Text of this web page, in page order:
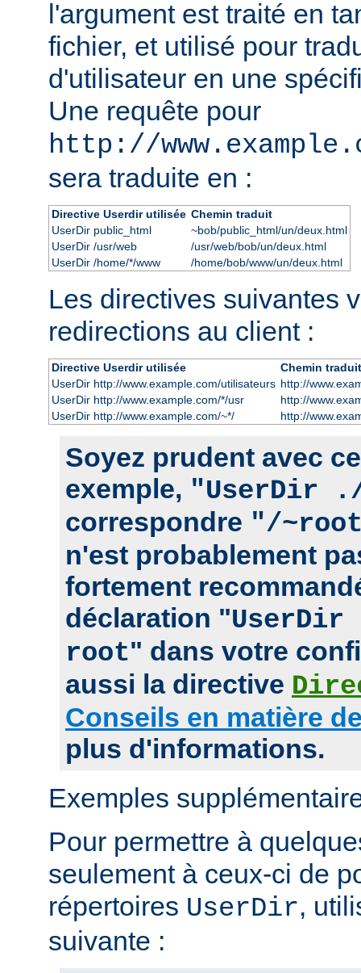
l'argument est traité en
fichier, et utilisé pour
d'utilisateur en une
Une requête pour
http://
sera traduite en :
Directive Userdir utilisée Chemin traduit
UserDir public_html
~bob/public_html/un/deux.html
UserDir /usr/web
/usr/web/bob/un/deux.html
UserDir /home/*/www
/home/bob/www/un/deux.html
Les directives suivantes
redirections au client :
Directive Userdir utilisée
Chemin traduit
UserDir http://www.example.com/utilisateurs http://
UserDir http://www.example.com/*/usr
http://
UserDir http://www.example.com/~*/
http://
Soyez prudent avec
exemple, "UserDir
correspondre "/
n'est probablement
fortement
déclaration "UserDir
root" dans votre
aussi la directive
Conseils en matière
plus d'informations.
Exemples
Pour permettre à
seulement à ceux-ci de
répertoires UserDir,
suivante :